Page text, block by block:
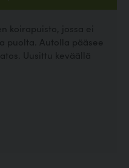
koirapuisto, jossa ei
puolta. Autolla pääsee
Uusittu keväällä